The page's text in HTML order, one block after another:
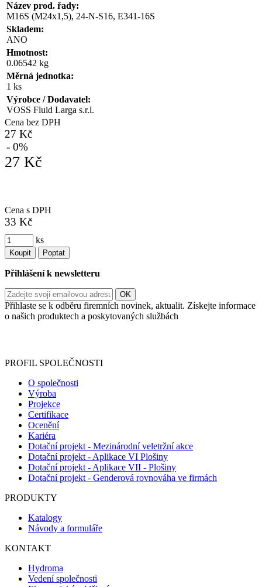
Název prod. řady:
M16S (M24x1,5), 24-N-S16, E341-16S
Skladem:
ANO
Hmotnost:
0.06542 kg
Měrná jednotka:
1 ks
Výrobce / Dodavatel:
VOSS Fluid Larga s.r.l.
Cena bez DPH
27 Kč
- 0%
27 Kč
Cena s DPH
33 Kč
ks
Koupit Poptat
Přihlášení k newsletteru
Přihlaste se k odběru firemních novinek, aktualit. Získejte informace
o našich produktech a poskytovaných službách
PROFIL SPOLEČNOSTI
O společnosti
Výroba
Projekce
Certifikace
Ocenění
Kariéra
Dotační projekt - Mezinárodní veletržní akce
Dotační projekt - Aplikace VI Plošiny
Dotační projekt - Aplikace VII - Plošiny
Dotační projekt - Genderová rovnováha ve firmách
PRODUKTY
Katalogy
Návody a formuláře
KONTAKT
Hydroma
Vedení společnosti